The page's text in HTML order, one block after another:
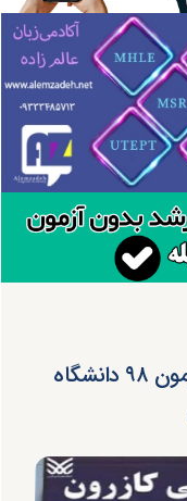
فراخوان پذیرش ارشد بدون آزمون ۹۸ دانشگاه